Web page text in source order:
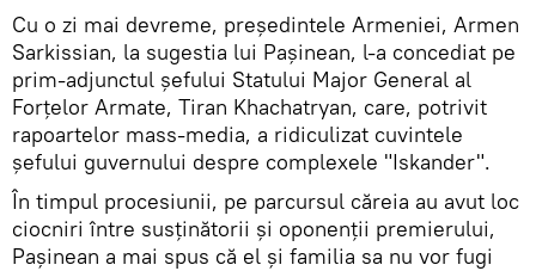
Cu o zi mai devreme, președintele Armeniei, Armen
Sarkissian, la sugestia lui Pașinean, l-a concediat pe
prim-adjunctul șefului Statului Major General al
Forțelor Armate, Tiran Khachatryan, care, potrivit
rapoartelor mass-media, a ridiculizat cuvintele
șefului guvernului despre complexele "Iskander".
În timpul procesiunii, pe parcursul căreia au avut loc
ciocniri între susținătorii și oponenții premierului,
Pașinean a mai spus că el și familia sa nu vor fugi